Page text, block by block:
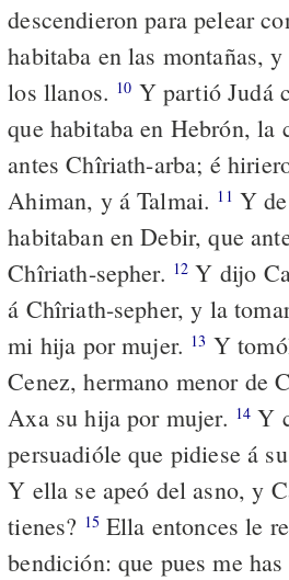
descendieron para pelear
habitaba en las montañas,
los llanos. 10 Y partió Judá
que habitaba en Hebrón, la
antes Chîriath-arba; é
Ahiman, y á Talmai. 11 Y
habitaban en Debir, que
Chîriath-sepher. 12 Y dijo
á Chîriath-sepher, y la
mi hija por mujer. 13 Y
Cenez, hermano menor de
Axa su hija por mujer. 14 Y
persuadióle que pidiese á
Y ella se apeó del asno, y
tienes? 15 Ella entonces le
bendición: que pues me